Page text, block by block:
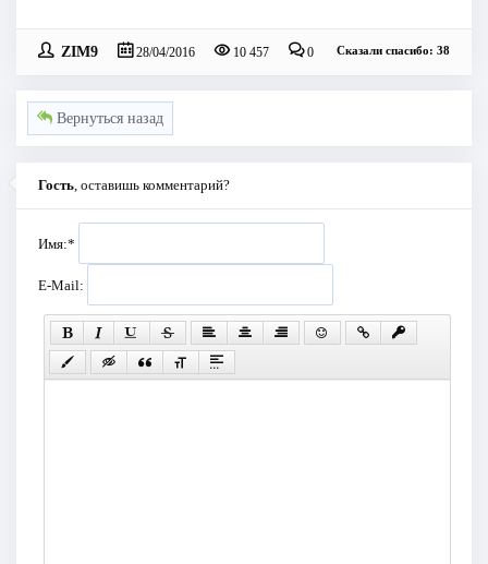
ZIM9 28/04/2016 10 457 0 Сказали спасибо: 38
Вернуться назад
Гость, оставишь комментарий?
Имя:*
E-Mail: